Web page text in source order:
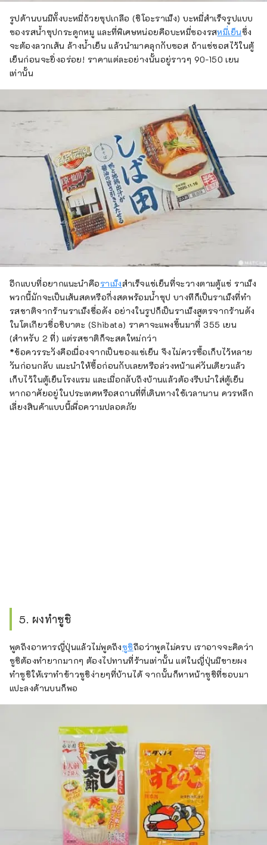
รูปด้านบนมีทั้งบะหมี่ถ้วยซุปเกลือ (ชิโอะราเม็ง) บะหมี่สำเร็จรูปแบบ
ซองรสน้ำซุปกระดูกหมู และที่พิเศษหน่อยคือบะหมี่ซองรสหมี่เย็นซึ่ง
จะต้องลวกเส้น ล้างน้ำเย็น แล้วนำมาคลุกกับซอส ถ้าแช่ซอสไว้ในตู้
เย็นก่อนจะยิ่งอร่อย! ราคาแต่ละอย่างนั้นอยู่ราวๆ 90-150 เยน
เท่านั้น
อีกแบบที่อยากแนะนำคือราเม็งสำเร็จแช่เย็นที่จะวางตามตู้แช่ ราเม็ง
พวกนี้มักจะเป็นเส้นสดหรือกึ่งสดพร้อมน้ำซุป บางทีก็เป็นราเม็งที่ทำ
รสชาติจากร้านราเม็งชื่อดัง อย่างในรูปก็เป็นราเม็งสูตรจากร้านดัง
ในโตเกียวชื่อชิบาตะ (Shibata) ราคาจะแพงขึ้นมาที่ 355 เยน
(สำหรับ 2 ที่) แต่รสชาติก็จะสดใหม่กว่า
*ข้อควรระวังคือเนื่องจากเป็นของแช่เย็น จึงไม่ควรซื้อเก็บไว้หลาย
วันก่อนกลับ แนะนำให้ซื้อก่อนกับเลยหรือล่วงหน้าแค่วันเดียวแล้ว
เก็บไว้ในตู้เย็นโรงแรม และเมื่อกลับถึงบ้านแล้วต้องรีบนำใส่ตู้เย็น
หากอาศัยอยู่ในประเทศหรือสถานที่ที่เดินทางใช้เวลานาน ควรหลีก
เลี่ยงสินค้าแบบนี้เพื่อความปลอดภัย
5. ผงทำซูชิ
พูดถึงอาหารญี่ปุ่นแล้วไม่พูดถึงซูชิถือว่าพูดไม่ครบ เราอาจจะคิดว่า
ซูชิต้องทำยากมากๆ ต้องไปทานที่ร้านเท่านั้น แต่ในญี่ปุ่นมีขายผง
ทำซูชิให้เราทำข้าวซูชิง่ายๆที่บ้านได้ จากนั้นก็หาหน้าซูชิที่ชอบมา
แปะลงด้านบนก็พอ